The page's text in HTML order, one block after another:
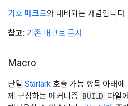
기호 매크로와 대비되는 개념입니다.
참고: 기존 매크로 문서
Macro
단일 Starlark 호출 가능 항목 아래에
께 구성하는 메커니즘 BUILD 파일